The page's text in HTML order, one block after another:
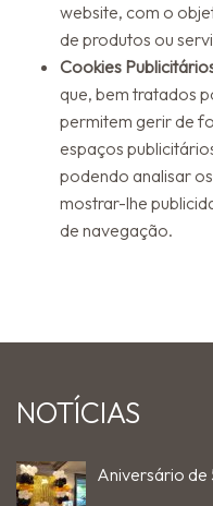
website, com o
de produtos ou
Cookies
que, bem tratados
permitem gerir de
espaços
podendo analisar
mostrar-lhe
de navegação.
NOTÍCIAS
Aniversário de